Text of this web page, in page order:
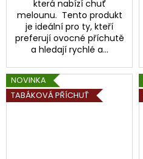
která nabízí chuť
melounu. Tento produkt
je ideální pro ty, kteří
preferují ovocné příchutě
a hledají rychlé a...
NOVINKA
TABÁKOVÁ PŘÍCHUŤ